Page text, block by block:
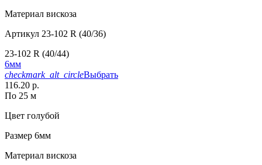
Материал вискоза
Артикул 23-102 R (40/36)
23-102 R (40/44)
6мм
checkmark_alt_circleВыбрать
116.20 р.
По 25 м
Цвет голубой
Размер 6мм
Материал вискоза